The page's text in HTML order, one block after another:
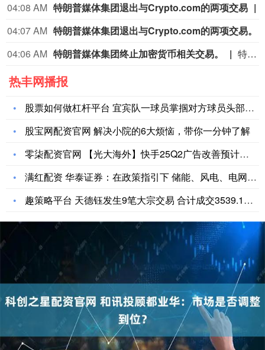
04:08 AM 特朗普媒体集团退出与Crypto.com的两项交易
04:07 AM 特朗普媒体集团退出与Crypto.com的两项交易。
04:06 AM 特朗普媒体集团终止加密货币相关交易。 特朗普媒体集团终止加密货币相关交易。
热丰网播报
股票如何做杠杆平台 宜宾队一球员掌掴对方球员头部，四川省足协
股宝网配资官网 解决小院的6大烦恼，带你一分钟了解
零柒配资官网 【光大海外】快手25Q2广告改善预计驱动业绩平
满红配资 华泰证券：在政策指引下 储能、风电、电网板块公司有
趣策略平台 天德钰发生9笔大宗交易 合计成交3539.15万